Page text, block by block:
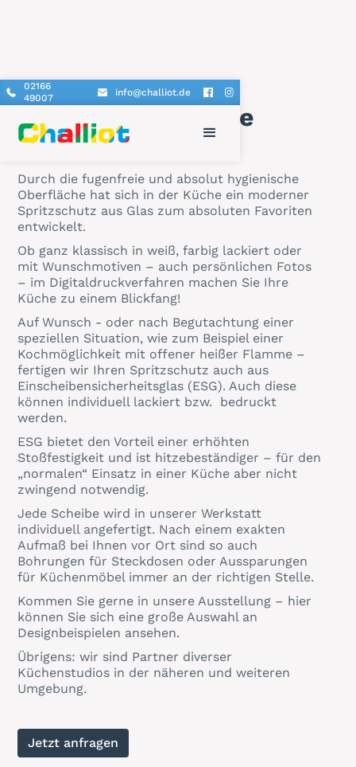
02166
49007
info@challiot.de
Küchenrückwände
Durch die fugenfreie und absolut hygienische
Oberfläche hat sich in der Küche ein moderner
Spritzschutz aus Glas zum absoluten Favoriten
entwickelt.
Ob ganz klassisch in weiß, farbig lackiert oder
mit Wunschmotiven – auch persönlichen Fotos
– im Digitaldruckverfahren machen Sie Ihre
Küche zu einem Blickfang!
Auf Wunsch - oder nach Begutachtung einer
speziellen Situation, wie zum Beispiel einer
Kochmöglichkeit mit offener heißer Flamme –
fertigen wir Ihren Spritzschutz auch aus
Einscheibensicherheitsglas (ESG). Auch diese
können individuell lackiert bzw. bedruckt
werden.
ESG bietet den Vorteil einer erhöhten
Stoßfestigkeit und ist hitzebeständiger – für den
„normalen“ Einsatz in einer Küche aber nicht
zwingend notwendig.
Jede Scheibe wird in unserer Werkstatt
individuell angefertigt. Nach einem exakten
Aufmaß bei Ihnen vor Ort sind so auch
Bohrungen für Steckdosen oder Aussparungen
für Küchenmöbel immer an der richtigen Stelle.
Kommen Sie gerne in unsere Ausstellung – hier
können Sie sich eine große Auswahl an
Designbeispielen ansehen.
Übrigens: wir sind Partner diverser
Küchenstudios in der näheren und weiteren
Umgebung.
Jetzt anfragen